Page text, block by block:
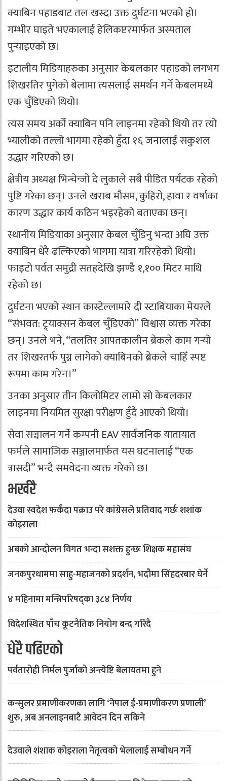
क्याबिन पहाडबाट तल खस्दा उक्त दुर्घटना भएको हो।
गम्भीर घाइते भएकालाई हेलिकप्टरमार्फत अस्पताल
पुर्‍याइएको छ।
इटालीय मिडियाहरुका अनुसार केबलकार पहाडको लगभग
शिखरतिर पुगेको बेलामा त्यसलाई समर्थन गर्ने केबलमध्ये
एक चुँडिएको थियो।
त्यस समय अर्को क्याबिन पनि लाइनमा रहेको थियो तर त्यो
भ्यालीको तल्लो भागमा रहेको हुँदा १६ जनालाई सकुशल
उद्धार गरिएको छ।
क्षेत्रीय अध्यक्ष भिन्चेन्जो दे लुकाले सबै पीडित पर्यटक रहेको
पुष्टि गरेका छन्। उनले खराब मौसम, कुहिरो, हावा र वर्षाका
कारण उद्धार कार्य कठिन भइरहेको बताएका छन्।
स्थानीय मिडियाका अनुसार केबल चुँडिनु भन्दा अघि उक्त
क्याबिन धेरै ढल्किएको भागमा यात्रा गरिरहेको थियो।
फाइटो पर्वत समुद्री सतहदेखि झण्डै १,१०० मिटर माथि
रहेको छ।
दुर्घटना भएको स्थान कास्टेल्लामारे दी स्टाबियाका मेयरले
“संभवत: ट्र्याक्सन केबल चुँडिएको” विश्वास व्यक्त गरेका
छन्। उनले भने, “तलतिर आपतकालीन ब्रेकले काम गर्‍यो
तर शिखरतर्फ पुग्न लागेको क्याबिनको ब्रेकले चाहिँ स्पष्ट
रूपमा काम गरेन।”
उनका अनुसार तीन किलोमिटर लामो सो केबलकार
लाइनमा नियमित सुरक्षा परीक्षण हुँदै आएको थियो।
सेवा सञ्चालन गर्ने कम्पनी EAV सार्वजनिक यातायात
फर्मले सामाजिक सञ्जालमार्फत यस घटनालाई “एक
त्रासदी” भन्दै समवेदना व्यक्त गरेको छ।
भर्खरै
देउवा स्वदेश फर्कँदा पक्राउ परे कांग्रेसले प्रतिवाद गर्छः शशांक
कोइराला
अबको आन्दोलन विगत भन्दा सशक्त हुन्छः शिक्षक महासंघ
जनकपुरधाममा साहु-महाजनको प्रदर्शन, भदौमा सिंहदरबार घेर्ने
४ महिनामा मन्त्रिपरिषद्का ३८४ निर्णय
विदेशस्थित पाँच कूटनैतिक नियोग बन्द गरिँदै
धेरै पढिएको
पर्वतारोही निर्मल पुर्जाको अन्त्येष्टि बेलायतमा हुने
कन्सुलर प्रमाणीकरणका लागि ‘नेपाल ई-प्रमाणीकरण प्रणाली’
शुरु, अब अनलाइनबाटै आवेदन दिन सकिने
देउवाले शंशाक कोइराला नेतृत्वको भेलालाई सम्बोधन गर्ने